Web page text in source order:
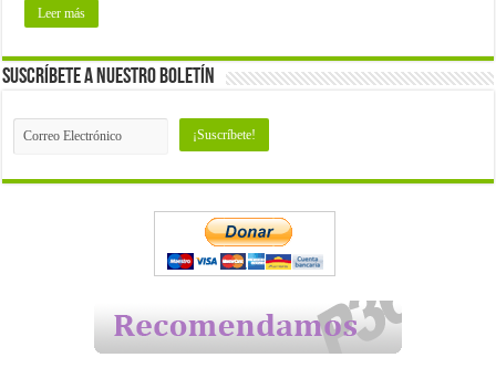
Leer más
Suscríbete a nuestro Boletín